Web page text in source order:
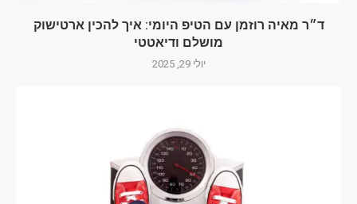
ד״ר מאיה רוזמן עם הטיפ היומי: איך להכין ארטישוק
מושלם ודיאטטי
יולי 29, 2025